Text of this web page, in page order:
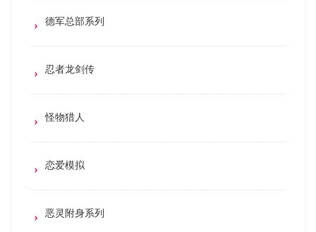
德军总部系列
忍者龙剑传
怪物猎人
恋爱模拟
恶灵附身系列